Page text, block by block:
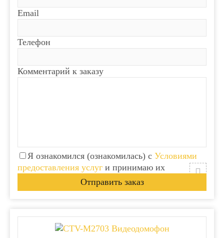
Email
Телефон
Комментарий к заказу
Я ознакомился (ознакомилась) с Условиями
предоставления услуг и принимаю их